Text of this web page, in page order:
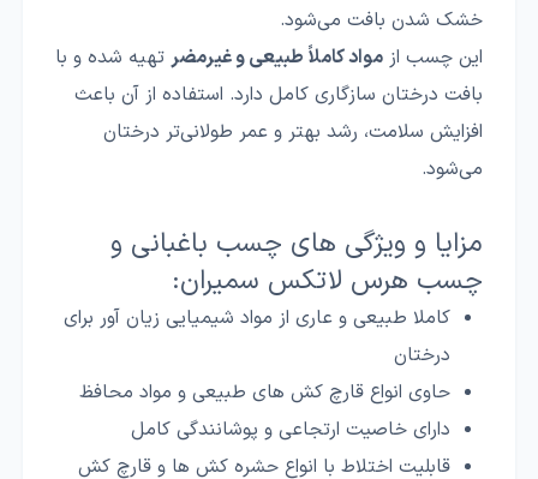
خشک شدن بافت می‌شود.
این چسب از مواد کاملاً طبیعی و غیرمضر تهیه شده و با
بافت درختان سازگاری کامل دارد. استفاده از آن باعث
افزایش سلامت، رشد بهتر و عمر طولانی‌تر درختان
می‌شود.
مزایا و ویژگی های چسب باغبانی و
چسب هرس لاتکس سمیران:
کاملا طبیعی و عاری از مواد شیمیایی زیان آور برای
درختان
حاوی انواع قارچ کش های طبیعی و مواد محافظ
دارای خاصیت ارتجاعی و پوشانندگی کامل
قابلیت اختلاط با انواع حشره کش ها و قارچ کش